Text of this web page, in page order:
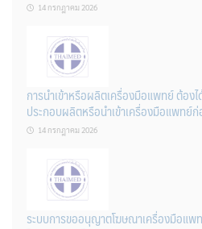
14 กรกฎาคม 2026
การนำเข้าหรือผลิตเครื่องมือแพทย์ ต้อง
ประกอบผลิตหรือนำเข้าเครื่องมือแพทย์ก่
14 กรกฎาคม 2026
ระบบการขออนุญาตโฆษณาเครื่องมือแ